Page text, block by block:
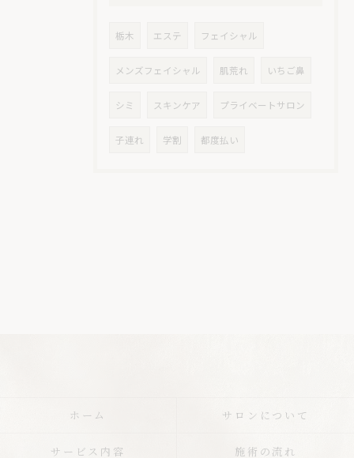
栃木 エステ フェイシャル
メンズフェイシャル 肌荒れ いちご鼻
シミ スキンケア プライベートサロン
子連れ 学割 都度払い
ホーム サロンについて
サービス内容 施術の流れ